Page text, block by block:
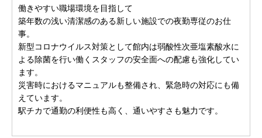
働きやすい職場環境を目指して
築年数の浅い清潔感のある新しい施設での夜勤専従のお仕
事。
新型コロナウイルス対策として館内は弱酸性次亜塩素酸水に
よる除菌を行い働くスタッフの安全面への配慮も強化してい
ます。
災害時におけるマニュアルも整備され、緊急時の対応にも備
えています。
駅チカで通勤の利便性も高く、通いやすさも魅力です。